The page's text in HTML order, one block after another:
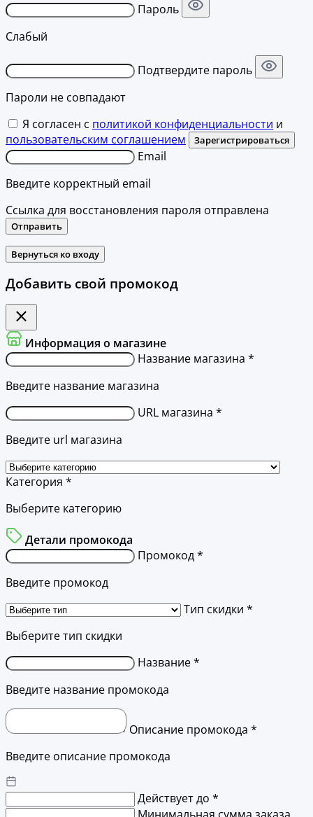
Пароль
Слабый
Подтвердите пароль
Пароли не совпадают
Я согласен с политикой конфиденциальности и
пользовательским соглашением
Зарегистрироваться
Email
Введите корректный email
Ссылка для восстановления пароля отправлена
Отправить
Вернуться ко входу
Добавить свой промокод
Информация о магазине
Название магазина *
Введите название магазина
URL магазина *
Введите url магазина
Категория *
Выберите категорию
Детали промокода
Промокод *
Введите промокод
Тип скидки *
Выберите тип скидки
Название *
Введите название промокода
Описание промокода *
Введите описание промокода
Действует до *